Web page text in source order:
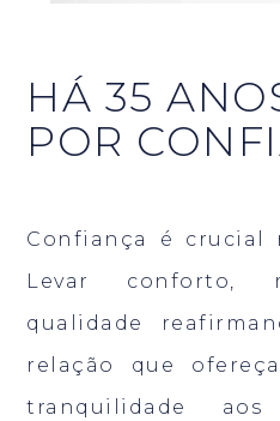
HÁ 35
POR
Confiança é crucial
Levar conforto,
qualidade
relação que
tranquilidade